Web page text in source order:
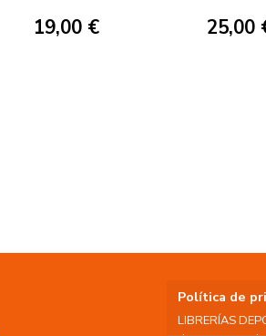
19,00 € 25,00
Política de
LIBRERÍAS